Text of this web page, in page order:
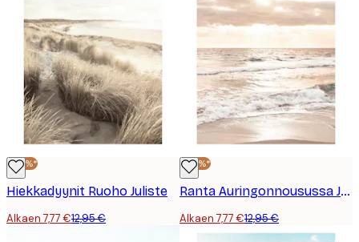
-40%*
Hiekkadyynit Ruoho Juliste
Alkaen 7,77 €12,95 €
-40%*
Ranta Auringonnousussa Juliste
Alkaen 7,77 €12,95 €